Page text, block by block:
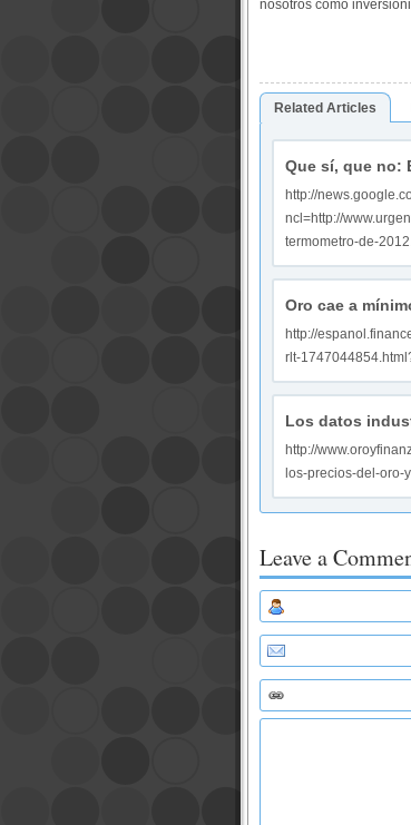
nosotros como
Related Articles
Que sí, que no:
http://
ncl=http://
termometro-de-
Oro cae a
http://
rlt-
Los datos
http://
los-precios-del-oro-
Leave a